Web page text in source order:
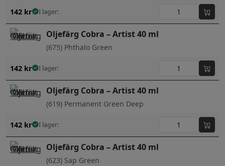
142 kr I lager:
Oljefärg Cobra – Artist 40 ml
(675) Phthalo Green
142 kr I lager:
Oljefärg Cobra – Artist 40 ml
(619) Permanent Green Deep
142 kr I lager:
Oljefärg Cobra – Artist 40 ml
(623) Sap Green